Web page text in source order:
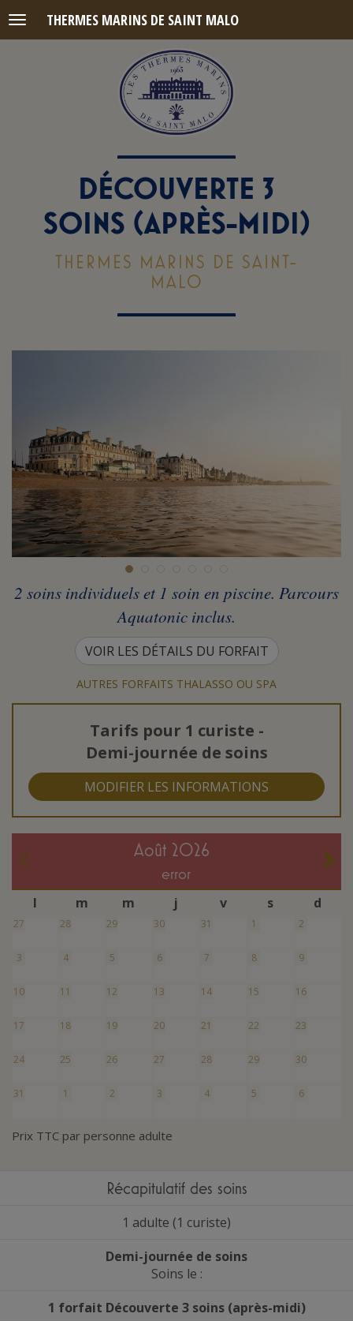
Menu THERMES MARINS DE SAINT MALO
DÉCOUVERTE 3
SOINS (APRÈS-MIDI)
THERMES MARINS DE SAINT-
MALO
2 soins individuels et 1 soin en piscine. Parcours
Aquatonic inclus.
VOIR LES DÉTAILS DU FORFAIT
AUTRES FORFAITS THALASSO OU SPA
Tarifs pour 1 curiste -
Demi-journée de soins
MODIFIER LES INFORMATIONS
août 2026
error
l m m j v s d
27 28 29 30 31 1 2
3 4 5 6 7 8 9
10 11 12 13 14 15 16
17 18 19 20 21 22 23
24 25 26 27 28 29 30
31 1 2 3 4 5 6
Prix TTC par personne adulte
Récapitulatif des soins
1 adulte (1 curiste)
Demi-journée de soins
Soins le :
1 forfait Découverte 3 soins (après-midi)